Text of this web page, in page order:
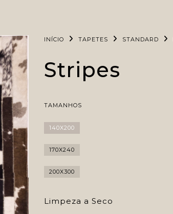
INÍCIO TAPETES STANDARD
Stripes
TAMANHOS
140X200
170X240
200X300
Limpeza a Seco